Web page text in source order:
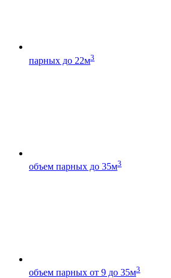
парных до 22м3
объем парных до 35м3
объем парных от 9 до 35м3